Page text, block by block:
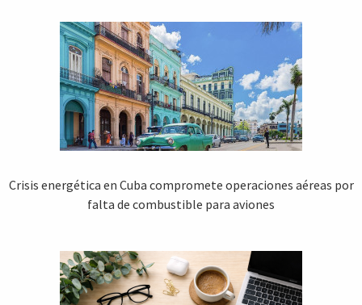
Crisis energética en Cuba compromete operaciones aéreas por
falta de combustible para aviones